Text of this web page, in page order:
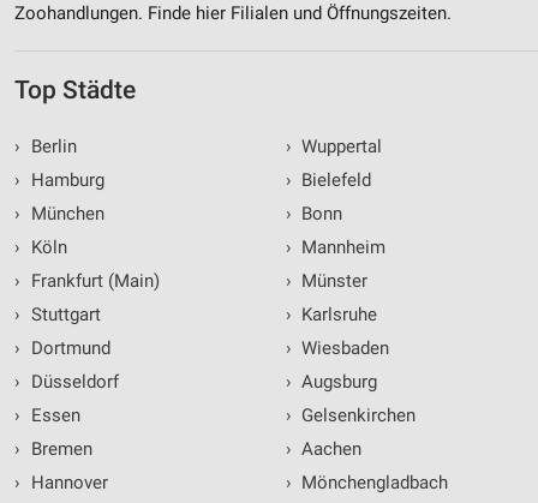
Zoohandlungen. Finde hier Filialen und Öffnungszeiten.
Top Städte
›
Berlin
›
Hamburg
›
München
›
Köln
›
Frankfurt (Main)
› Stuttgart
›
Dortmund
›
Düsseldorf
›
Essen
›
Bremen
›
Hannover
› Wuppertal
› Bielefeld
› Bonn
› Mannheim
› Münster
› Karlsruhe
› Wiesbaden
› Augsburg
› Gelsenkirchen
› Aachen
› Mönchengladbach